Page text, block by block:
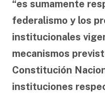
“es sumamente
federalismo y los
institucionales
mecanismos
Constitución
instituciones